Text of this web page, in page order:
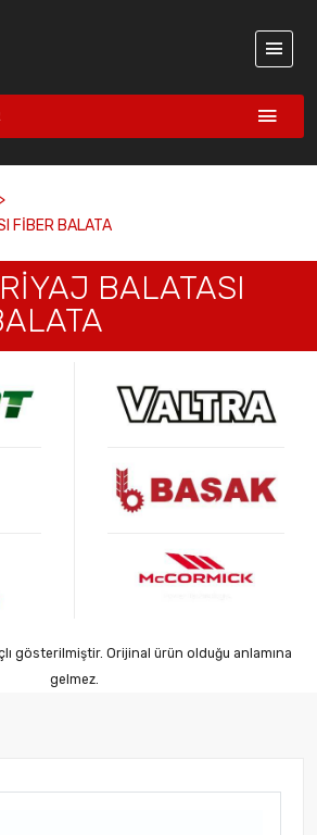
FİBER BALATA
BALATASI
gösterilmiştir. Orijinal ürün olduğu anlamına
gelmez.